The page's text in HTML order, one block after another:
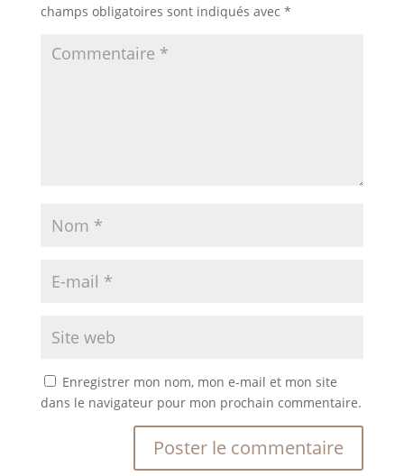
champs obligatoires sont indiqués avec *
Enregistrer mon nom, mon e-mail et mon site
dans le navigateur pour mon prochain commentaire.